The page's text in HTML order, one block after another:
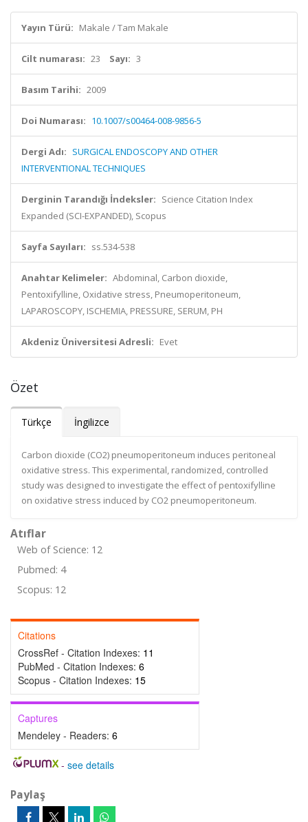
Yayın Türü: Makale / Tam Makale
Cilt numarası: 23 Sayı: 3
Basım Tarihi: 2009
Doi Numarası: 10.1007/s00464-008-9856-5
Dergi Adı: SURGICAL ENDOSCOPY AND OTHER
INTERVENTIONAL TECHNIQUES
Derginin Tarandığı İndeksler: Science Citation Index
Expanded (SCI-EXPANDED), Scopus
Sayfa Sayıları: ss.534-538
Anahtar Kelimeler: Abdominal, Carbon dioxide,
Pentoxifylline, Oxidative stress, Pneumoperitoneum,
LAPAROSCOPY, ISCHEMIA, PRESSURE, SERUM, PH
Akdeniz Üniversitesi Adresli: Evet
Özet
Türkçe İngilizce
Carbon dioxide (CO2) pneumoperitoneum induces peritoneal
oxidative stress. This experimental, randomized, controlled
study was designed to investigate the effect of pentoxifylline
on oxidative stress induced by CO2 pneumoperitoneum.
Atıflar
Web of Science: 12
Pubmed: 4
Scopus: 12
Citations
CrossRef - Citation Indexes: 11
PubMed - Citation Indexes: 6
Scopus - Citation Indexes: 15
Captures
Mendeley - Readers: 6
- see details
Paylaş